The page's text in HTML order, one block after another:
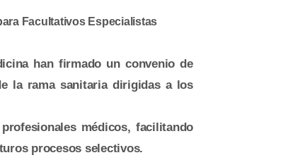
Facultativos Especialistas
han firmado un convenio de
la rama sanitaria dirigidas a los
médicos, facilitando
procesos selectivos.